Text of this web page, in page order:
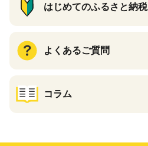
はじめてのふるさと納税
よくあるご質問
コラム